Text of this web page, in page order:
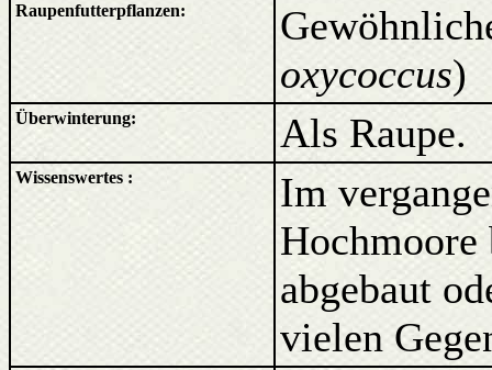
Raupenfutterpflanzen:
oxycoccus)
Überwinterung: Als Raupe.
Wissenswertes :
Im
abgebaut
vielen